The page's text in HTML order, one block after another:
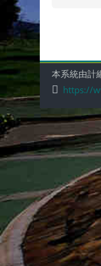
本系統由計
https://